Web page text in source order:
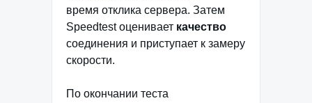
время отклика сервера. Затем
Speedtest оценивает качество
соединения и приступает к замеру
скорости.
По окончании теста